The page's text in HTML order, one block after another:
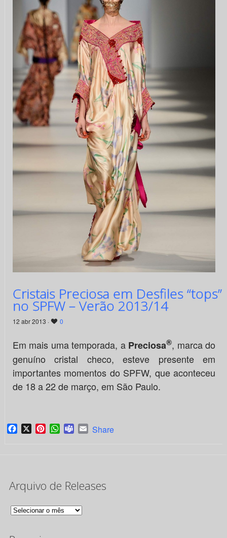
Cristais Preciosa em Desfiles “tops”
no SPFW – Verão 2013/14
12 abr 2013 · 0
Em mais uma temporada, a Preciosa®, marca do
genuíno cristal checo, esteve presente em
importantes momentos do SPFW, que aconteceu
de 18 a 22 de março, em São Paulo.
Facebook
X PinterestWhatsApp
TeamsEmail
Share
Arquivo de Releases
Arquivo